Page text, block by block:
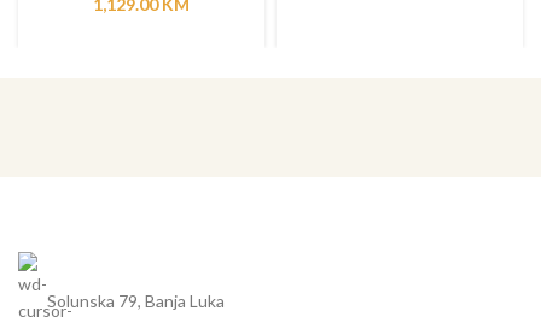
Solunska 79, Banja Luka